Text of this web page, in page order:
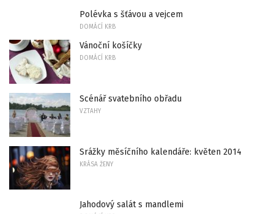
Polévka s šťávou a vejcem
DOMÁCÍ KRB
Vánoční košíčky
DOMÁCÍ KRB
Scénář svatebního obřadu
VZTAHY
Srážky měsíčního kalendáře: květen 2014
KRÁSA ŽENY
Jahodový salát s mandlemi